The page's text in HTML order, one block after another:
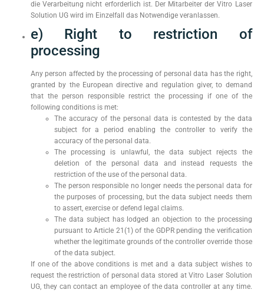
die Verarbeitung nicht erforderlich ist. Der Mitarbeiter der Vitro Laser
Solution UG wird im Einzelfall das Notwendige veranlassen.
e) Right to restriction of
processing
Any person affected by the processing of personal data has the right,
granted by the European directive and regulation giver, to demand
that the person responsible restrict the processing if one of the
following conditions is met:
The accuracy of the personal data is contested by the data
subject for a period enabling the controller to verify the
accuracy of the personal data.
The processing is unlawful, the data subject rejects the
deletion of the personal data and instead requests the
restriction of the use of the personal data.
The person responsible no longer needs the personal data for
the purposes of processing, but the data subject needs them
to assert, exercise or defend legal claims.
The data subject has lodged an objection to the processing
pursuant to Article 21(1) of the GDPR pending the verification
whether the legitimate grounds of the controller override those
of the data subject.
If one of the above conditions is met and a data subject wishes to
request the restriction of personal data stored at Vitro Laser Solution
UG, they can contact an employee of the data controller at any time.